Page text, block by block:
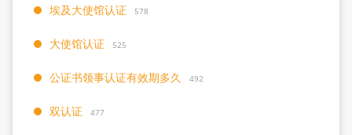
埃及大使馆认证 578
大使馆认证 525
公证书领事认证有效期多久 492
双认证 477